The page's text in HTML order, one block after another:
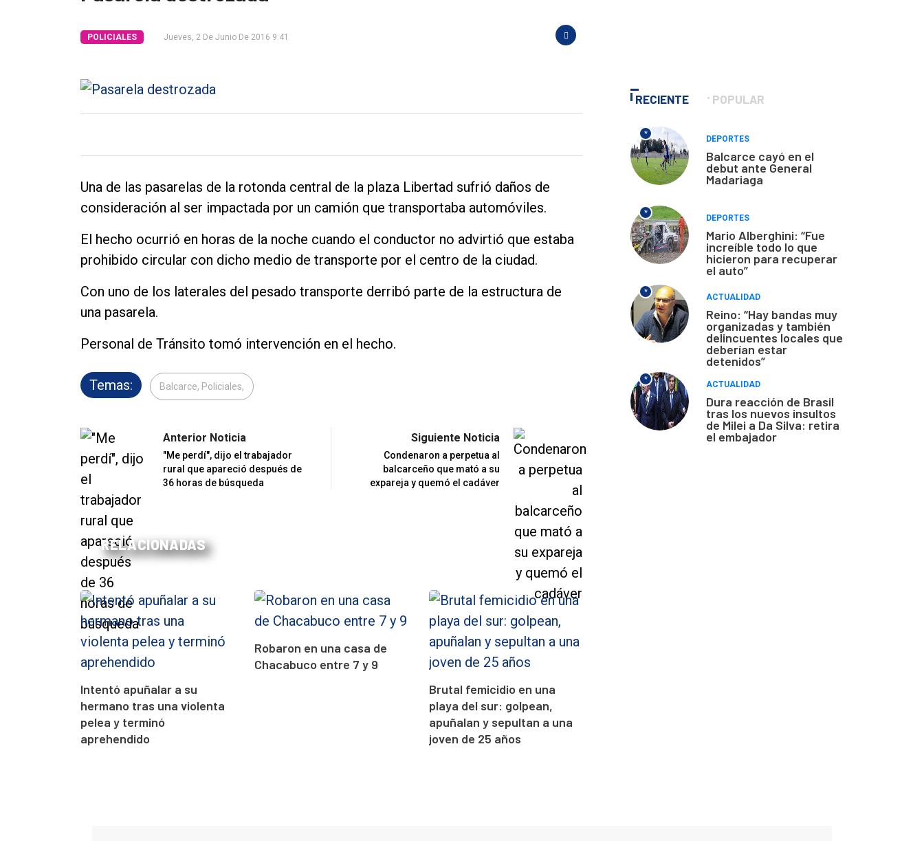
Entrevistas
Nosotros
POLICIALES Jueves, 2 De Junio De 2016 9:41
Una de las pasarelas de la rotonda central de la plaza Libertad sufrió daños de
consideración al ser impactada por un camión que transportaba automóviles.
El hecho ocurrió en horas de la noche cuando el conductor no advirtió que estaba
prohibido circular con dicho medio de transporte por el centro de la ciudad.
Con uno de los laterales del pesado transporte derribó parte de la estructura de
una pasarela.
Personal de Tránsito tomó intervención en el hecho.
Temas: Balcarce, Policiales,
Anterior Noticia
"Me perdí", dijo el trabajador
rural que apareció después de
36 horas de búsqueda
Siguiente Noticia
Condenaron a perpetua al
balcarceño que mató a su
expareja y quemó el cadáver
RELACIONADAS
Intentó apuñalar a su
hermano tras una violenta
pelea y terminó
aprehendido
Robaron en una casa de
Chacabuco entre 7 y 9
Brutal femicidio en una
playa del sur: golpean,
apuñalan y sepultan a una
joven de 25 años
RECIENTE POPULAR
*
DEPORTES
Balcarce cayó en el
debut ante General
Madariaga
*
DEPORTES
Mario Alberghini: “Fue
increíble todo lo que
hicieron para recuperar
el auto”
*
ACTUALIDAD
Reino: “Hay bandas muy
organizadas y también
delincuentes locales que
deberían estar
detenidos”
*
ACTUALIDAD
Dura reacción de Brasil
tras los nuevos insultos
de Milei a Da Silva: retira
el embajador